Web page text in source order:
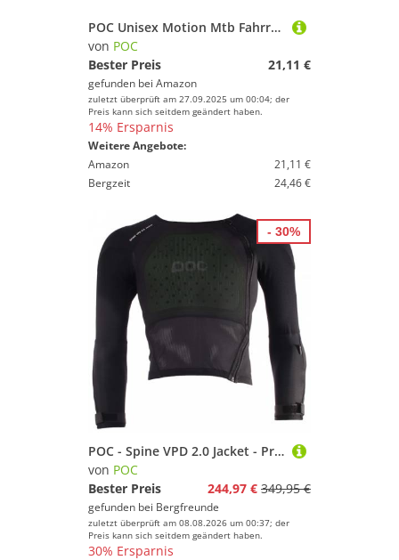
POC Unisex Motion Mtb Fahrradsocken, Hydrogen White, M EU
von POC
Bester Preis
21,11 €
gefunden bei Amazon
zuletzt überprüft am 27.09.2025 um 00:04; der
Preis kann sich seitdem geändert haben.
14% Ersparnis
Weitere Angebote:
Amazon
21,11 €
Bergzeit
24,46 €
POC - Spine VPD 2.0 Jacket - Protektor Gr XS/S schwarz
von POC
Bester Preis
244,97 € 349,95 €
gefunden bei Bergfreunde
zuletzt überprüft am 08.08.2026 um 00:37; der
Preis kann sich seitdem geändert haben.
30% Ersparnis
- 30%